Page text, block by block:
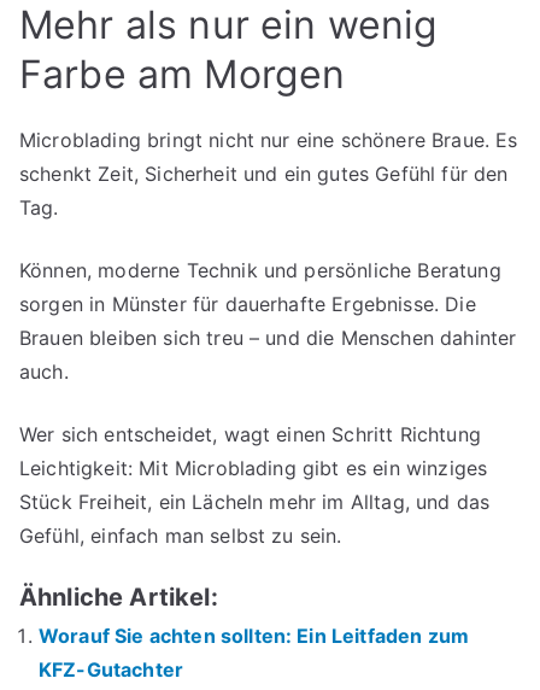
Mehr als nur ein wenig
Farbe am Morgen
Microblading bringt nicht nur eine schönere Braue. Es
schenkt Zeit, Sicherheit und ein gutes Gefühl für den
Tag.
Können, moderne Technik und persönliche Beratung
sorgen in Münster für dauerhafte Ergebnisse. Die
Brauen bleiben sich treu – und die Menschen dahinter
auch.
Wer sich entscheidet, wagt einen Schritt Richtung
Leichtigkeit: Mit Microblading gibt es ein winziges
Stück Freiheit, ein Lächeln mehr im Alltag, und das
Gefühl, einfach man selbst zu sein.
Ähnliche Artikel:
Worauf Sie achten sollten: Ein Leitfaden zum
KFZ-Gutachter